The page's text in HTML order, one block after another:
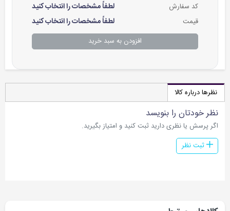
کد سفارش لطفاً مشخصات را انتخاب کنید
قیمت لطفاً مشخصات را انتخاب کنید
افزودن به سبد خرید
نظرها درباره کالا
نظر خودتان را بنویسد
اگر پرسش یا نظری دارید ثبت کنید و امتیاز بگیرید.
ثبت نظر